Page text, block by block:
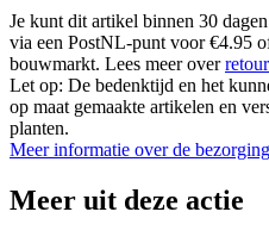
Je kunt dit artikel binnen 30
via een PostNL-punt voor €4.95
bouwmarkt. Lees meer over
Let op: De bedenktijd en het
op maat gemaakte artikelen en
planten.
Meer informatie over de bezorging
Meer uit deze actie